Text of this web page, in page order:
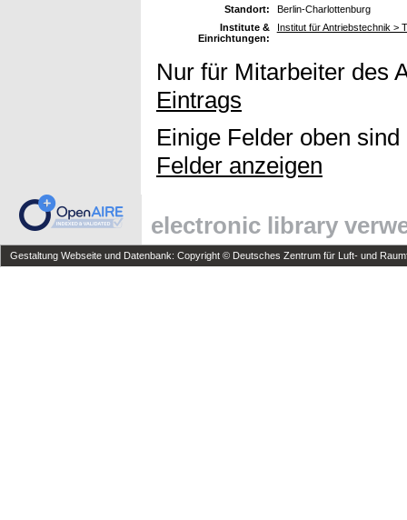
Standort:
Berlin-Charlottenburg
Institute &
Einrichtungen:
Institut für Antriebstechnik >
Nur für Mitarbeiter des
Eintrags
Einige Felder oben
Felder anzeigen
electronic library
Gestaltung Webseite und Datenbank: Copyright © Deutsches Zentrum für Luft- und